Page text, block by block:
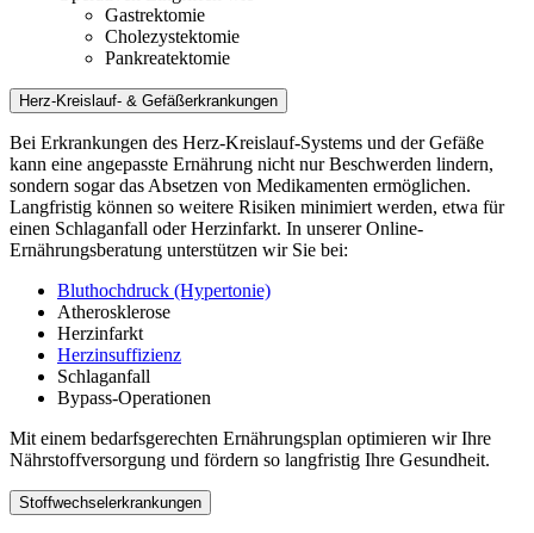
Gastrektomie
Cholezystektomie
Pankreatektomie
Herz-Kreislauf- & Gefäßerkrankungen
Bei Erkrankungen des Herz-Kreislauf-Systems und der Gefäße
kann eine angepasste Ernährung nicht nur Beschwerden lindern,
sondern sogar das Absetzen von Medikamenten ermöglichen.
Langfristig können so weitere Risiken minimiert werden, etwa für
einen Schlaganfall oder Herzinfarkt. In unserer Online-
Ernährungsberatung unterstützen wir Sie bei:
Bluthochdruck (Hypertonie)
Atherosklerose
Herzinfarkt
Herzinsuffizienz
Schlaganfall
Bypass-Operationen
Mit einem bedarfsgerechten Ernährungsplan optimieren wir Ihre
Nährstoffversorgung und fördern so langfristig Ihre Gesundheit.
Stoffwechselerkrankungen